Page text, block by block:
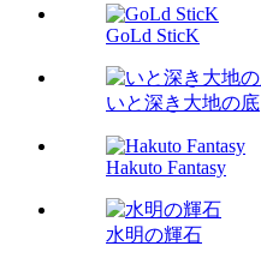
GoLd SticK
いと深き大地の底
Hakuto Fantasy
水明の輝石